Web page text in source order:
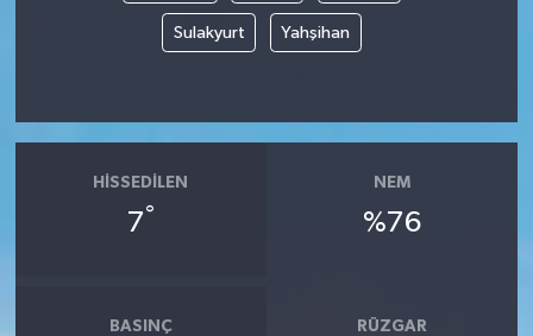
Sulakyurt Yahşihan
HISSEDILEN
7°
NEM
%76
BASINÇ RÜZGAR